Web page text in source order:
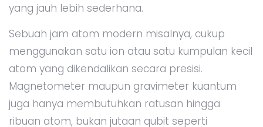
yang jauh lebih sederhana.
Sebuah jam atom modern misalnya, cukup
menggunakan satu ion atau satu kumpulan kecil
atom yang dikendalikan secara presisi.
Magnetometer maupun gravimeter kuantum
juga hanya membutuhkan ratusan hingga
ribuan atom, bukan jutaan qubit seperti